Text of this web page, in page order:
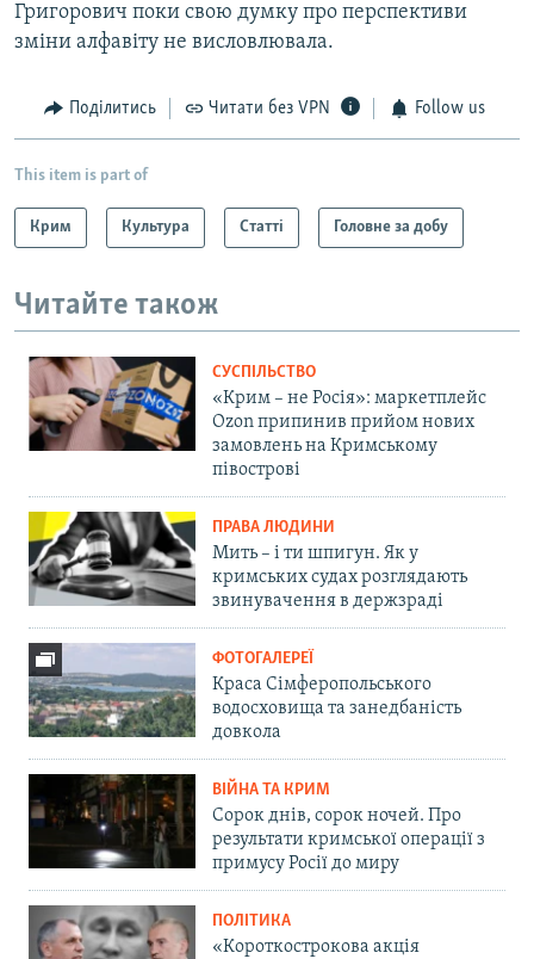
Григорович поки свою думку про перспективи
зміни алфавіту не висловлювала.
Поділитись Читати без VPN Follow us
This item is part of
Крим Культура Статті Головне за добу
Читайте також
СУСПІЛЬСТВО
«Крим – не Росія»: маркетплейс
Ozon припинив прийом нових
замовлень на Кримському
півострові
ПРАВА ЛЮДИНИ
Мить – і ти шпигун. Як у
кримських судах розглядають
звинувачення в держзраді
ФОТОГАЛЕРЕЇ
Краса Сімферопольського
водосховища та занедбаність
довкола
ВІЙНА ТА КРИМ
Сорок днів, сорок ночей. Про
результати кримської операції з
примусу Росії до миру
ПОЛІТИКА
«Короткострокова акція